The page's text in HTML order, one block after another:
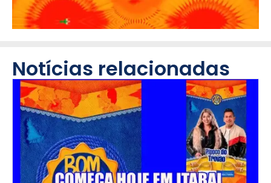
Notícias relacionadas